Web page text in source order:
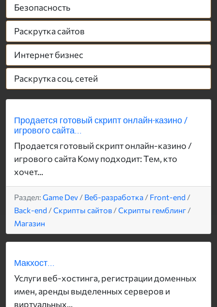
Безопасность
Раскрутка сайтов
Интернет бизнес
Раскрутка соц. сетей
Продается готовый скрипт онлайн-казино /
игрового сайта...
Продается готовый скрипт онлайн-казино /
игрового сайта Кому подходит: Тем, кто
хочет...
Раздел: Game Dev / Веб-разработка / Front-end /
Back-end /Скрипты сайтов /Скрипты гемблинг /
Магазин
Макхост...
Услуги веб-хостинга, регистрации доменных
имен, аренды выделенных серверов и
виртуальных...